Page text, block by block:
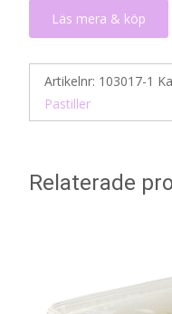
Läs mera & köp
Artikelnr: 103017-1
Pastiller
Relaterade